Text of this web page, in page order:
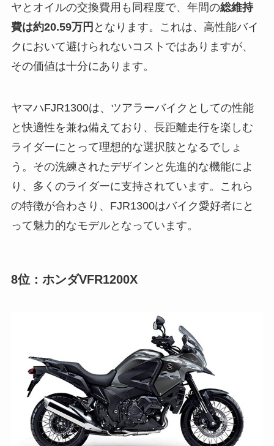
ヤとオイルの交換費用も同程度で、年間の総維持
費は約20.59万円 となります。これは、高性能バイ
クにおいて避けられないコストではありますが、
その価値は十分にあります。
ヤマハFJR1300は、ツアラーバイクとしての性能
と快適性を兼ね備えており、長距離走行を楽しむ
ライダーにとって理想的な選択肢となるでしょ
う。その洗練されたデザインと先進的な機能によ
り、多くのライダーに支持されています。これら
の特徴が合わさり、FJR1300はバイク愛好者にと
って魅力的なモデルとなっています。
8位：ホンダVFR1200X